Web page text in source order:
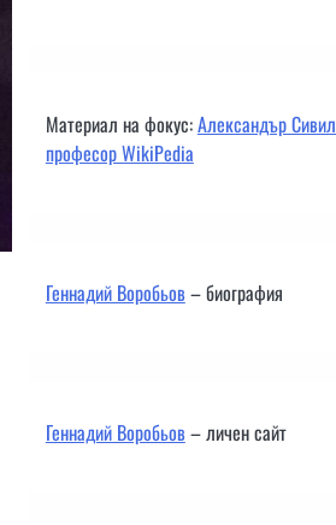
Материал на фокус:Александър
професор WikiPedia
Геннадий Воробьов– биография
Геннадий Воробьов– личен сайт